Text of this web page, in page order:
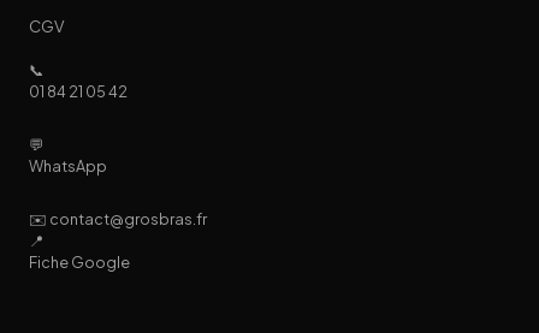
CGV
📞
01 84 21 05 42
💬
WhatsApp
✉️ contact@grosbras.fr
📍
Fiche Google